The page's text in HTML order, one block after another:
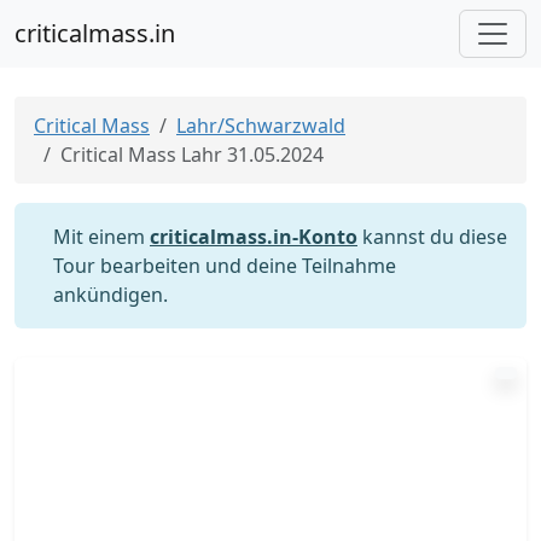
criticalmass.in
Critical Mass
Lahr/Schwarzwald
Critical Mass Lahr 31.05.2024
Mit einem criticalmass.in-Konto kannst du diese
Tour bearbeiten und deine Teilnahme
ankündigen.